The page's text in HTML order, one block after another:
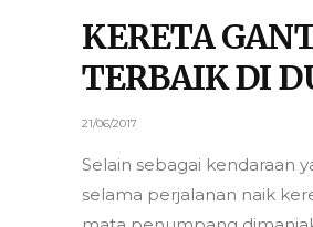
KERETA
TERBAIK DI
21/06/2017
Selain sebagai kendaraan
selama perjalanan naik